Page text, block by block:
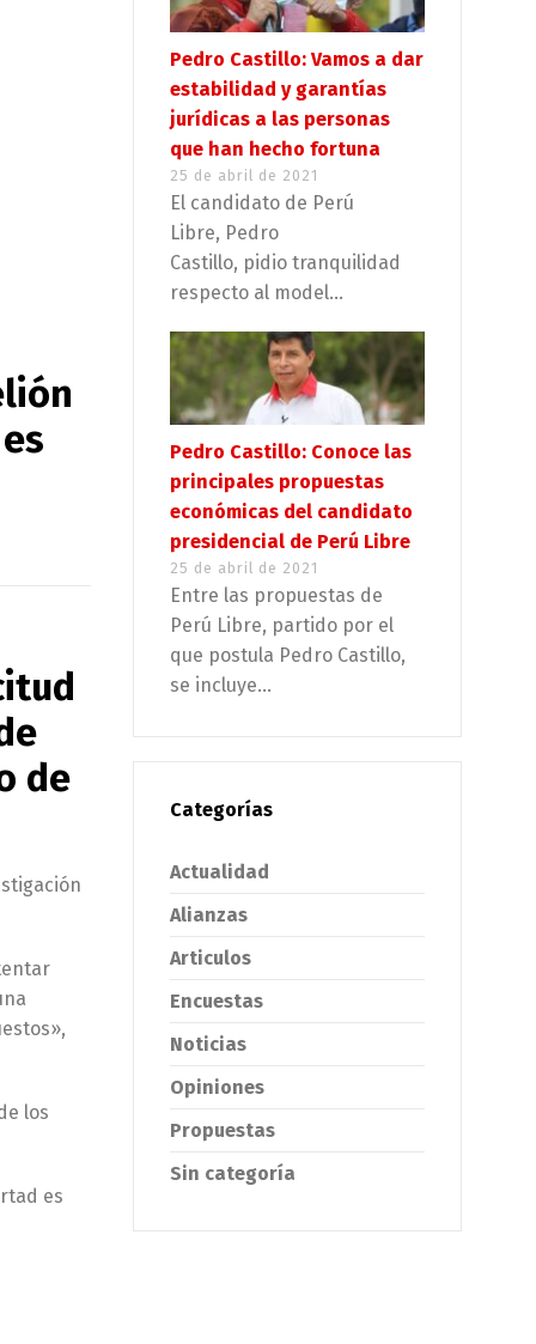
de
los
es
Pedro Castillo: Vamos a dar
estabilidad y garantías
jurídicas a las personas
que han hecho fortuna
25 de abril de 2021
El candidato de Perú
Libre, Pedro
Castillo, pidio tranquilidad
respecto al model...
Pedro Castillo: Conoce las
principales propuestas
económicas del candidato
presidencial de Perú Libre
25 de abril de 2021
Entre las propuestas de
Perú Libre, partido por el
que postula Pedro Castillo,
se incluye...
Categorías
Actualidad
Alianzas
Articulos
Encuestas
Noticias
Opiniones
Propuestas
Sin categoría